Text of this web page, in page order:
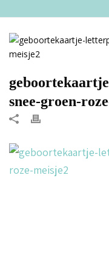
snee-groen-